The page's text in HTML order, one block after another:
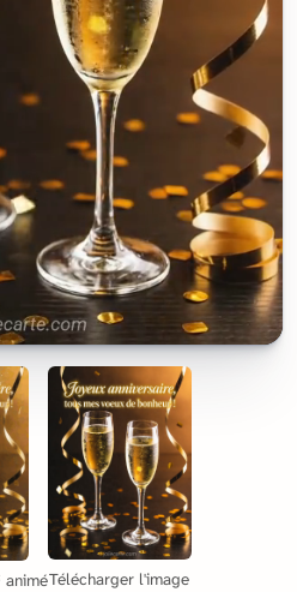
animéTélécharger l'image